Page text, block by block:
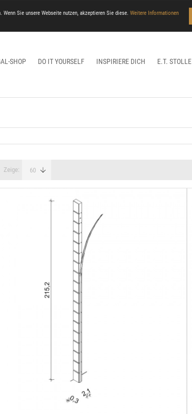
SHOP DO IT YOURSELF INSPIRIERE DICH E.T. STOLLE
Zeige
Sie unsere Webseite nutzen, akzeptieren Sie diese. Weitere Informationen